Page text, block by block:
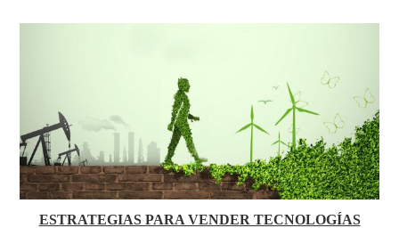
ESTRATEGIAS PARA VENDER TECNOLOGÍAS